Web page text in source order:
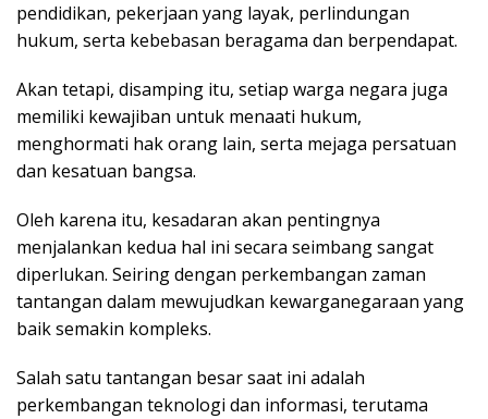
pendidikan, pekerjaan yang layak, perlindungan
hukum, serta kebebasan beragama dan berpendapat.
Akan tetapi, disamping itu, setiap warga negara juga
memiliki kewajiban untuk menaati hukum,
menghormati hak orang lain, serta mejaga persatuan
dan kesatuan bangsa.
Oleh karena itu, kesadaran akan pentingnya
menjalankan kedua hal ini secara seimbang sangat
diperlukan. Seiring dengan perkembangan zaman
tantangan dalam mewujudkan kewarganegaraan yang
baik semakin kompleks.
Salah satu tantangan besar saat ini adalah
perkembangan teknologi dan informasi, terutama